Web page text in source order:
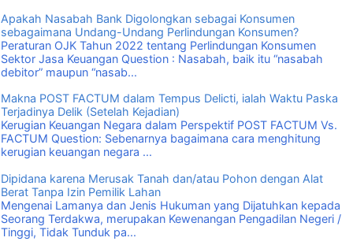
Apakah Nasabah Bank Digolongkan sebagai Konsumen
sebagaimana Undang-Undang Perlindungan Konsumen?
Peraturan OJK Tahun 2022 tentang Perlindungan Konsumen
Sektor Jasa Keuangan Question : Nasabah, baik itu “nasabah
debitor” maupun “nasab...
Makna POST FACTUM dalam Tempus Delicti, ialah Waktu Paska
Terjadinya Delik (Setelah Kejadian)
Kerugian Keuangan Negara dalam Perspektif POST FACTUM Vs.
FACTUM Question: Sebenarnya bagaimana cara menghitung
kerugian keuangan negara ...
Dipidana karena Merusak Tanah dan/atau Pohon dengan Alat
Berat Tanpa Izin Pemilik Lahan
Mengenai Lamanya dan Jenis Hukuman yang Dijatuhkan kepada
Seorang Terdakwa, merupakan Kewenangan Pengadilan Negeri /
Tinggi, Tidak Tunduk pa...